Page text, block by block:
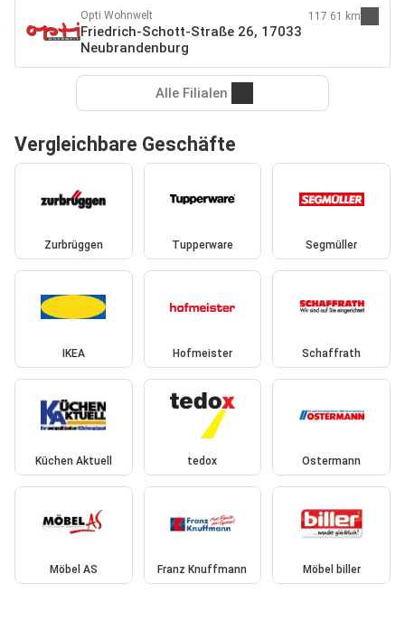
Opti Wohnwelt
Friedrich-Schott-Straße 26, 17033
Neubrandenburg
117.61 km
Alle Filialen
Vergleichbare Geschäfte
Zurbrüggen Tupperware Segmüller
IKEA Hofmeister Schaffrath
Küchen Aktuell tedox Ostermann
Möbel AS Franz Knuffmann Möbel biller